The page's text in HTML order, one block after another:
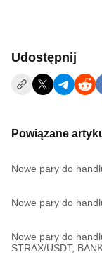
Udostępnij
Powiązane
Nowe pary do
Nowe pary do
Nowe pary do
STRAX/USDT,